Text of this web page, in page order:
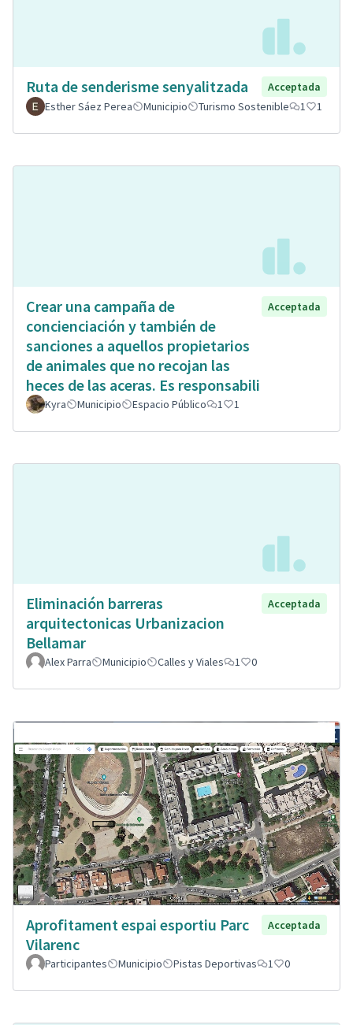
Ruta de senderisme senyalitzada
Acceptada
Esther Sáez Perea
Municipio Turismo Sostenible 1 1
Crear una campaña de
concienciación y también de
sanciones a aquellos propietarios
de animales que no recojan las
heces de las aceras. Es responsabili
Acceptada
Kyra Municipio Espacio Público 1 1
Eliminación barreras
arquitectonicas Urbanizacion
Bellamar
Acceptada
Alex Parra Municipio Calles y Viales 1 0
Aprofitament espai esportiu Parc
Vilarenc
Acceptada
Participantes Municipio Pistas Deportivas 1 0